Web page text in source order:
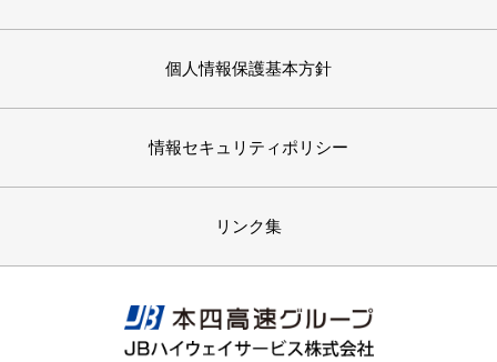
個人情報保護基本方針
情報セキュリティポリシー
リンク集